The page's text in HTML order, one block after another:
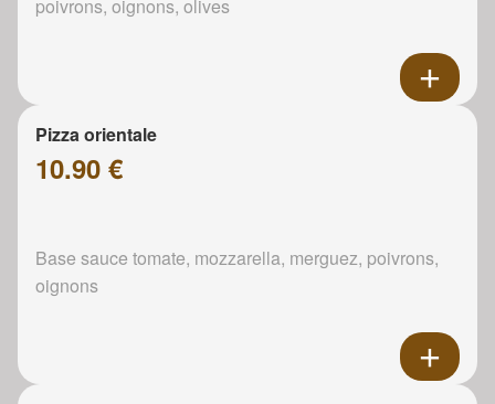
poivrons, oignons, olives
Pizza orientale
10.90 €
Base sauce tomate, mozzarella, merguez, poivrons,
oignons